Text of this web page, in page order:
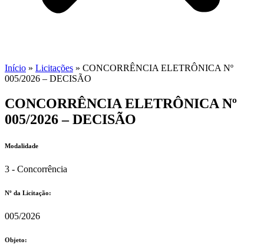
Início » Licitações » CONCORRÊNCIA ELETRÔNICA Nº
005/2026 – DECISÃO
CONCORRÊNCIA ELETRÔNICA Nº
005/2026 – DECISÃO
Modalidade
3 - Concorrência
Nº da Licitação: ​​
005/2026
Objeto: